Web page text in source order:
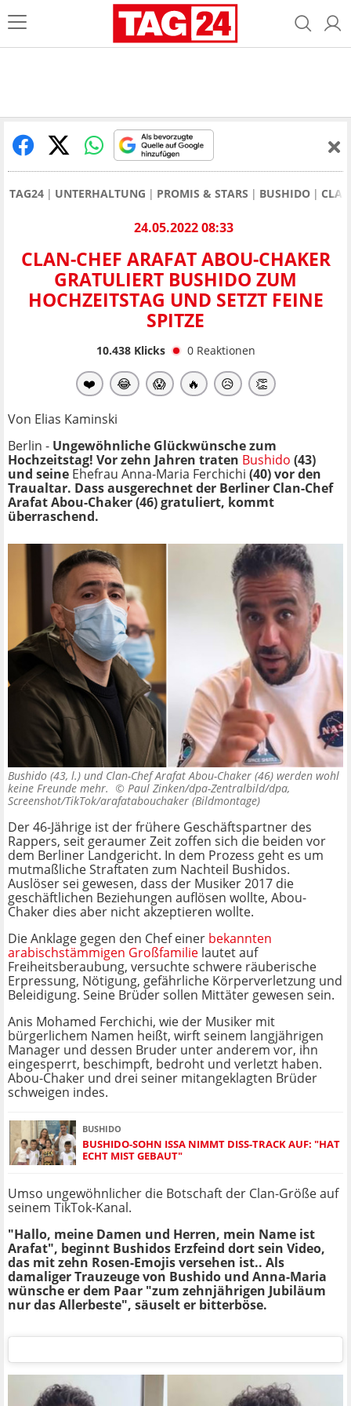
TAG24 UNTERHALTUNG PROMIS & STARS BUSHIDO
24.05.2022 08:33
CLAN-CHEF ARAFAT ABOU-CHAKER
GRATULIERT BUSHIDO ZUM
HOCHZEITSTAG UND SETZT FEINE
SPITZE
10.438Klicks 0 Reaktionen
❤️ 😂 😱 🔥 😥 👏
Von Elias Kaminski
Berlin - Ungewöhnliche Glückwünsche zum
Hochzeitstag! Vor zehn Jahren traten Bushido (43)
und seine Ehefrau Anna-Maria Ferchichi (40) vor den
Traualtar. Dass ausgerechnet der Berliner Clan-Chef
Arafat Abou-Chaker (46) gratuliert, kommt
überraschend.
Bushido (43, l.) und Clan-Chef Arafat Abou-Chaker (46) werden wohl
keine Freunde mehr. © Paul Zinken/dpa-Zentralbild/dpa,
Screenshot/TikTok/arafatabouchaker (Bildmontage)
Der 46-Jährige ist der frühere Geschäftspartner des
Rappers, seit geraumer Zeit zoffen sich die beiden vor
dem Berliner Landgericht. In dem Prozess geht es um
mutmaßliche Straftaten zum Nachteil Bushidos.
Auslöser sei gewesen, dass der Musiker 2017 die
geschäftlichen Beziehungen auflösen wollte, Abou-
Chaker dies aber nicht akzeptieren wollte.
Die Anklage gegen den Chef einer bekannten
arabischstämmigen Großfamilie lautet auf
Freiheitsberaubung, versuchte schwere räuberische
Erpressung, Nötigung, gefährliche Körperverletzung und
Beleidigung. Seine Brüder sollen Mittäter gewesen sein.
Anis Mohamed Ferchichi, wie der Musiker mit
bürgerlichem Namen heißt, wirft seinem langjährigen
Manager und dessen Bruder unter anderem vor, ihn
eingesperrt, beschimpft, bedroht und verletzt haben.
Abou-Chaker und drei seiner mitangeklagten Brüder
schweigen indes.
BUSHIDO
BUSHIDO-SOHN ISSA NIMMT DISS-TRACK AUF: "HAT
ECHT MIST GEBAUT"
Umso ungewöhnlicher die Botschaft der Clan-Größe auf
seinem TikTok-Kanal.
"Hallo, meine Damen und Herren, mein Name ist
Arafat", beginnt Bushidos Erzfeind dort sein Video,
das mit zehn Rosen-Emojis versehen ist.. Als
damaliger Trauzeuge von Bushido und Anna-Maria
wünsche er dem Paar "zum zehnjährigen Jubiläum
nur das Allerbeste", säuselt er bitterböse.